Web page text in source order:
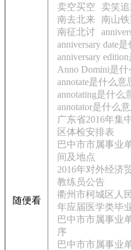
随便看
卖空买空
卖笑
南去北来 南山
南征北讨
anniversary date
anniversary
Anno Domini是什
annotate是什么意
annotating是什么
annotator是什么
广东省2016年集
区体检安排表
巴中市市属事业
间及地点
2016年对外经济
教练员公告
衢州市柯城区人
年应届医学类毕
巴中市市属事业
序
巴中市市属事业